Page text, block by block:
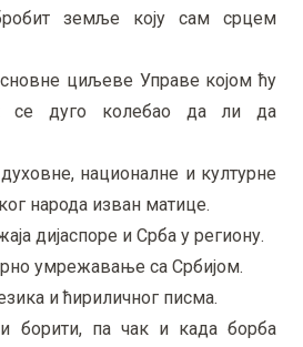
земље коју сам срцем
циљеве Управе којом ћу
се дуго колебао да ли да
националне и културне
народа изван матице.
дијаспоре и Срба у региону.
умрежавање са Србијом.
и ћириличног писма.
борити, па чак и када борба